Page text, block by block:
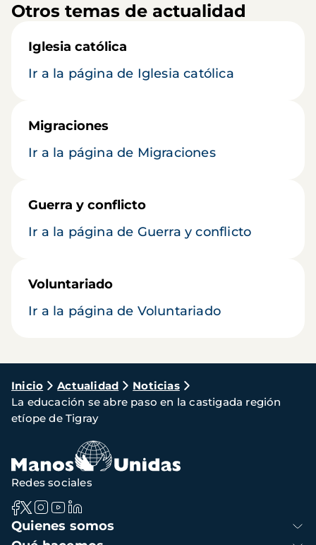
Otros temas de actualidad
Iglesia católica
Ir a la página de Iglesia católica
Migraciones
Ir a la página de Migraciones
Guerra y conflicto
Ir a la página de Guerra y conflicto
Voluntariado
Ir a la página de Voluntariado
Ruta
de
navegación
Inicio Actualidad
Noticias
La educación se abre paso en la castigada región
etíope de Tigray
Navegación
principal
Quienes somos
Redes sociales